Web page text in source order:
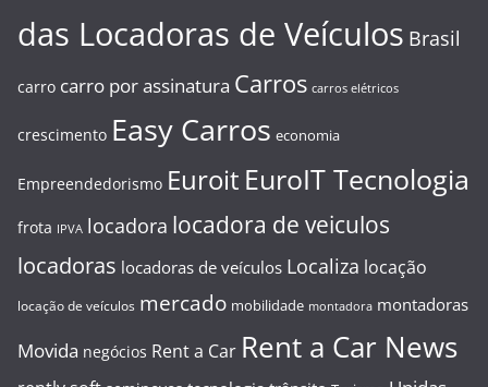
das Locadoras de Veículos Brasil
carro carro por assinatura Carros carros elétricos
crescimento Easy Carros economia
Empreendedorismo Euroit EuroIT Tecnologia
frota IPVA locadora locadora de veiculos
locadoras locadoras de veículos Localiza locação
locação de veículos mercado mobilidade montadora montadoras
Movida negócios Rent a Car Rent a Car News